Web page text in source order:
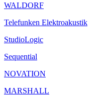
WALDORF
Telefunken Elektroakustik
StudioLogic
Sequential
NOVATION
MARSHALL